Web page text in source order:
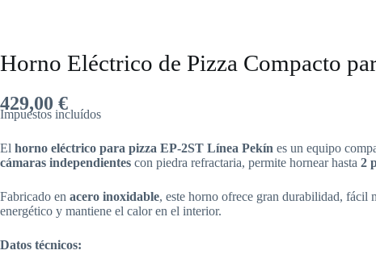
Horno Eléctrico de Pizza Compacto
429,00 €
Impuestos incluídos
El horno eléctrico para pizza EP-2ST Línea Pekín es un equipo
cámaras independientes con piedra refractaria, permite hornear hasta 2
Fabricado en acero inoxidable, este horno ofrece gran durabilidad, fácil
energético y mantiene el calor en el interior.
Datos técnicos: